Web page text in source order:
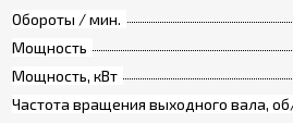
Обороты / мин.
Мощность
Мощность, кВт
Частота вращения выходного вала,